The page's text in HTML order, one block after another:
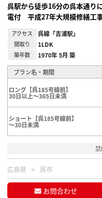
呉駅から徒歩16分の呉本通り
電付 平成27年大規模修繕工
アクセス 呉線「吉浦駅」
間取り 1LDK
築年数 1970年 5月 築
プラン名・期間
ロング【呉185号線前】
30日以上～365日未満
ショート【呉185号線前】
～30日未満
禁
広島県 呉市
お問合わせ